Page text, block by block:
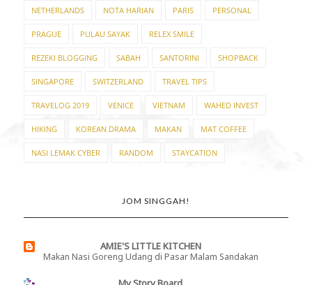
NETHERLANDS NOTA HARIAN PARIS PERSONAL
PRAGUE PULAU SAYAK RELEX SMILE
REZEKI BLOGGING SABAH SANTORINI SHOPBACK
SINGAPORE SWITZERLAND TRAVEL TIPS
TRAVELOG 2019 VENICE VIETNAM WAHED INVEST
HIKING KOREAN DRAMA MAKAN MAT COFFEE
NASI LEMAK CYBER RANDOM STAYCATION
JOM SINGGAH!
AMIE'S LITTLE KITCHEN
Makan Nasi Goreng Udang di Pasar Malam Sandakan